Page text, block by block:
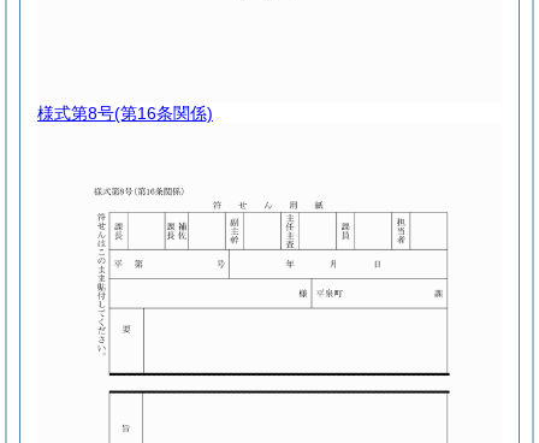
様式第8号(第16条関係)